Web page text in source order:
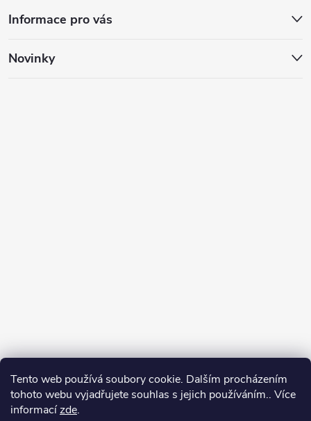
Tento web používá soubory cookie. Dalším procházením
tohoto webu vyjadřujete souhlas s jejich používáním.. Více
informacízde.
Informace pro vás
Novinky